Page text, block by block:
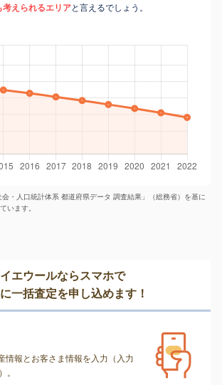
えられるエリアと言えるでしょう。
・人口統計体系 都道府県データ 調査結果」（総務省）を基に
います。
イエウールならスマホで
一括査定を申し込めます！
情報とお客さま情報を入力（入力
。